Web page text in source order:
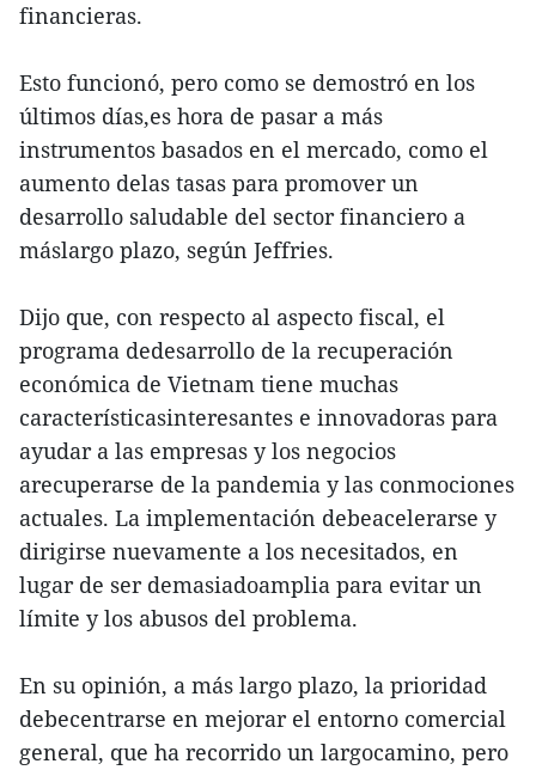
financieras.
Esto funcionó, pero como se demostró en los
últimos días,es hora de pasar a más
instrumentos basados en el mercado, como el
aumento delas tasas para promover un
desarrollo saludable del sector financiero a
máslargo plazo, según Jeffries.
Dijo que, con respecto al aspecto fiscal, el
programa dedesarrollo de la recuperación
económica de Vietnam tiene muchas
característicasinteresantes e innovadoras para
ayudar a las empresas y los negocios
arecuperarse de la pandemia y las conmociones
actuales. La implementación debeacelerarse y
dirigirse nuevamente a los necesitados, en
lugar de ser demasiadoamplia para evitar un
límite y los abusos del problema.
En su opinión, a más largo plazo, la prioridad
debecentrarse en mejorar el entorno comercial
general, que ha recorrido un largocamino, pero